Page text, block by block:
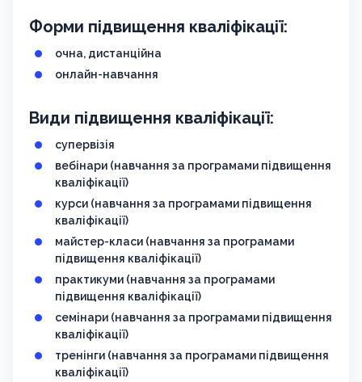
Форми підвищення кваліфікації:
очна, дистанційна
онлайн-навчання
Види підвищення кваліфікації:
супервізія
вебінари (навчання за програмами підвищення
кваліфікації)
курси (навчання за програмами підвищення
кваліфікації)
майстер-класи (навчання за програмами
підвищення кваліфікації)
практикуми (навчання за програмами
підвищення кваліфікації)
семінари (навчання за програмами підвищення
кваліфікації)
тренінги (навчання за програмами підвищення
кваліфікації)